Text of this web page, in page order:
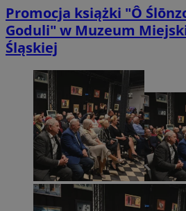
Promocja książki "Ô
Goduli" w Muzeum
Śląskiej